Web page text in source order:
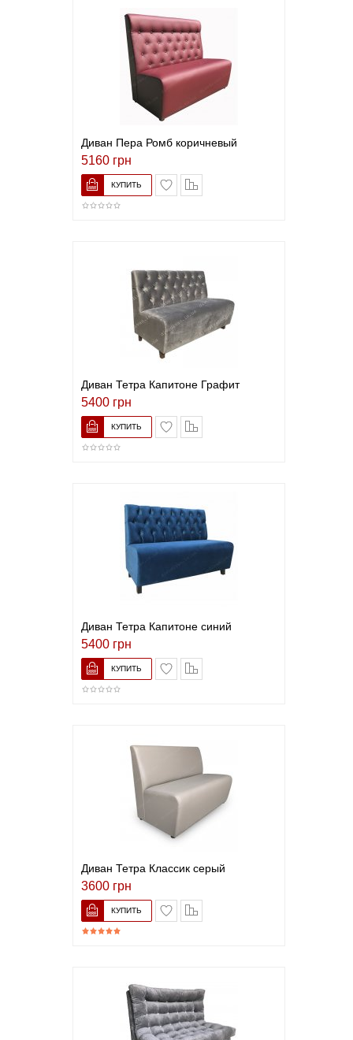
Диван Пера Ромб коричневый
5160 грн
В список желаний
Диван Тетра Капитоне Графит
5400 грн
В список желаний
Диван Тетра Капитоне синий
5400 грн
В список желаний
Диван Тетра Классик серый
3600 грн
В список желаний